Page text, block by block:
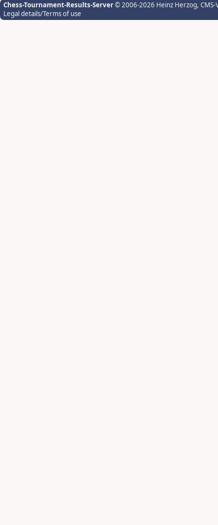
Chess-Tournament-Results-Server© 2006-2026 Heinz Herzog,
Legal details/Terms of use